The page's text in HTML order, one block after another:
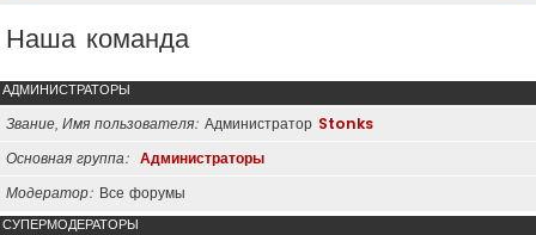
к
Наша команда
АДМИНИСТРАТОРЫ
Звание, Имя пользователя Администратор Stonks
Основная группа
Администраторы
Модератор Все форумы
СУПЕРМОДЕРАТОРЫ